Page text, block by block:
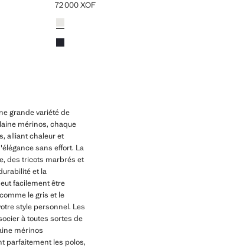
Prix actuel [72 000 XOF ]
72 000 XOF
Couleurs
Blanc cassé
Bleu marine foncé
grande variété de
mérinos, chaque
alliant chaleur et
sans effort. La
des tricots marbrés et
et la
facilement être
le gris et le
style personnel. Les
à toutes sortes de
mérinos
parfaitement les polos,